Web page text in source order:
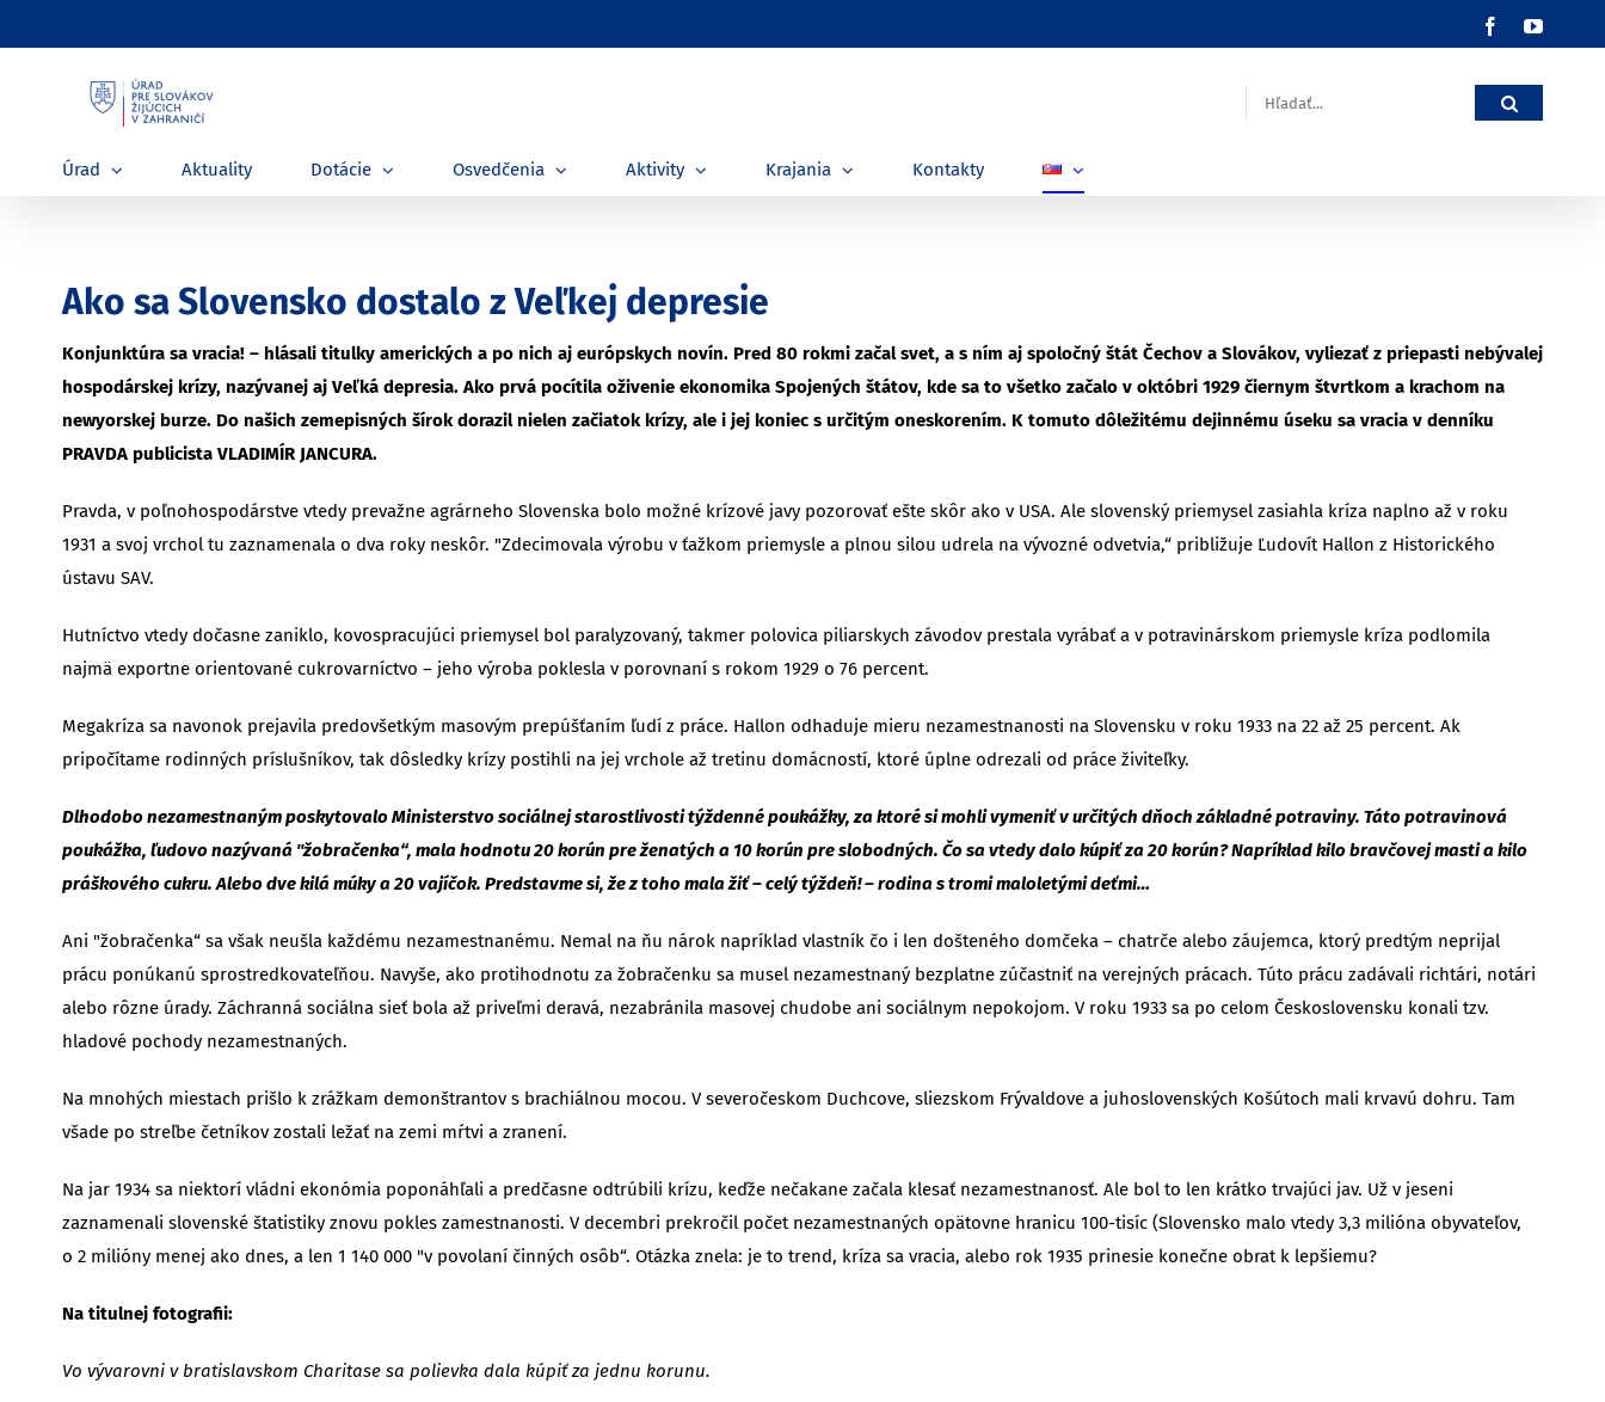
to
Facebook
Hľadať:
Úrad Aktuality Dotácie Osvedčenia Aktivity Krajania Kontakty
Ako sa Slovensko dostalo z Veľkej depresie
Konjunktúra sa vracia! – hlásali titulky amerických a po nich aj európskych novín. Pred 80 rokmi začal svet, a s ním aj spoločný štát Čechov a Slovákov, vyliezať z priepasti nebývalej
hospodárskej krízy, nazývanej aj Veľká depresia. Ako prvá pocítila oživenie ekonomika Spojených štátov, kde sa to všetko začalo v októbri 1929 čiernym štvrtkom a krachom na
newyorskej burze. Do našich zemepisných šírok dorazil nielen začiatok krízy, ale i jej koniec s určitým oneskorením. K tomuto dôležitému dejinnému úseku sa vracia v denníku
PRAVDA publicista VLADIMÍR JANCURA.
Pravda, v poľnohospodárstve vtedy prevažne agrárneho Slovenska bolo možné krízové javy pozorovať ešte skôr ako v USA. Ale slovenský priemysel zasiahla kríza naplno až v roku
1931 a svoj vrchol tu zaznamenala o dva roky neskôr. "Zdecimovala výrobu v ťažkom priemysle a plnou silou udrela na vývozné odvetvia,“ približuje Ľudovít Hallon z Historického
ústavu SAV.
Hutníctvo vtedy dočasne zaniklo, kovospracujúci priemysel bol paralyzovaný, takmer polovica piliarskych závodov prestala vyrábať a v potravinárskom priemysle kríza podlomila
najmä exportne orientované cukrovarníctvo – jeho výroba poklesla v porovnaní s rokom 1929 o 76 percent.
Megakríza sa navonok prejavila predovšetkým masovým prepúšťaním ľudí z práce. Hallon odhaduje mieru nezamestnanosti na Slovensku v roku 1933 na 22 až 25 percent. Ak
pripočítame rodinných príslušníkov, tak dôsledky krízy postihli na jej vrchole až tretinu domácností, ktoré úplne odrezali od práce živiteľky.
Dlhodobo nezamestnaným poskytovalo Ministerstvo sociálnej starostlivosti týždenné poukážky, za ktoré si mohli vymeniť v určitých dňoch základné potraviny. Táto potravinová
poukážka, ľudovo nazývaná "žobračenka“, mala hodnotu 20 korún pre ženatých a 10 korún pre slobodných. Čo sa vtedy dalo kúpiť za 20 korún? Napríklad kilo bravčovej masti a kilo
práškového cukru. Alebo dve kilá múky a 20 vajíčok. Predstavme si, že z toho mala žiť – celý týždeň! – rodina s tromi maloletými deťmi…
Ani "žobračenka“ sa však neušla každému nezamestnanému. Nemal na ňu nárok napríklad vlastník čo i len došteného domčeka – chatrče alebo záujemca, ktorý predtým neprijal
prácu ponúkanú sprostredkova­teľňou. Navyše, ako protihodnotu za žobračenku sa musel nezamestnaný bezplatne zúčastniť na verejných prácach. Túto prácu zadávali richtári, notári
alebo rôzne úrady. Záchranná sociálna sieť bola až priveľmi deravá, nezabránila masovej chudobe ani sociálnym nepokojom. V roku 1933 sa po celom Československu konali tzv.
hladové pochody nezamestnaných.
Na mnohých miestach prišlo k zrážkam demonštrantov s brachiálnou mocou. V severočeskom Duchcove, sliezskom Frývaldove a juhoslovenských Košútoch mali krvavú dohru. Tam
všade po streľbe četníkov zostali ležať na zemi mŕtvi a zranení.
Na jar 1934 sa niektorí vládni ekonómia poponáhľali a predčasne odtrúbili krízu, keďže nečakane začala klesať nezamestnanosť. Ale bol to len krátko trvajúci jav. Už v jeseni
zaznamenali slovenské štatistiky znovu pokles zamestnanosti. V decembri prekročil počet nezamestnaných opätovne hranicu 100-tisíc (Slovensko malo vtedy 3,3 milióna obyvateľov,
o 2 milióny menej ako dnes, a len 1 140 000 "v povolaní činných osôb“. Otázka znela: je to trend, kríza sa vracia, alebo rok 1935 prinesie konečne obrat k lepšiemu?
Na titulnej fotografii:
Vo vývarovni v bratislavskom Charitase sa polievka dala kúpiť za jednu korunu.